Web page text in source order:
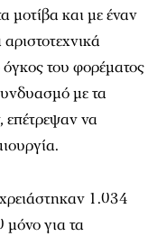
μοτίβα και με έναν
του φορέματος
με τα
επέτρεψαν να
1.034
μόνο για τα